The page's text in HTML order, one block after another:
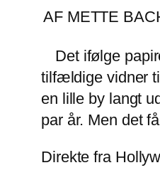
AF METTE
Det ifølge
tilfældige vidner
en lille by langt
par år. Men det
Direkte fra